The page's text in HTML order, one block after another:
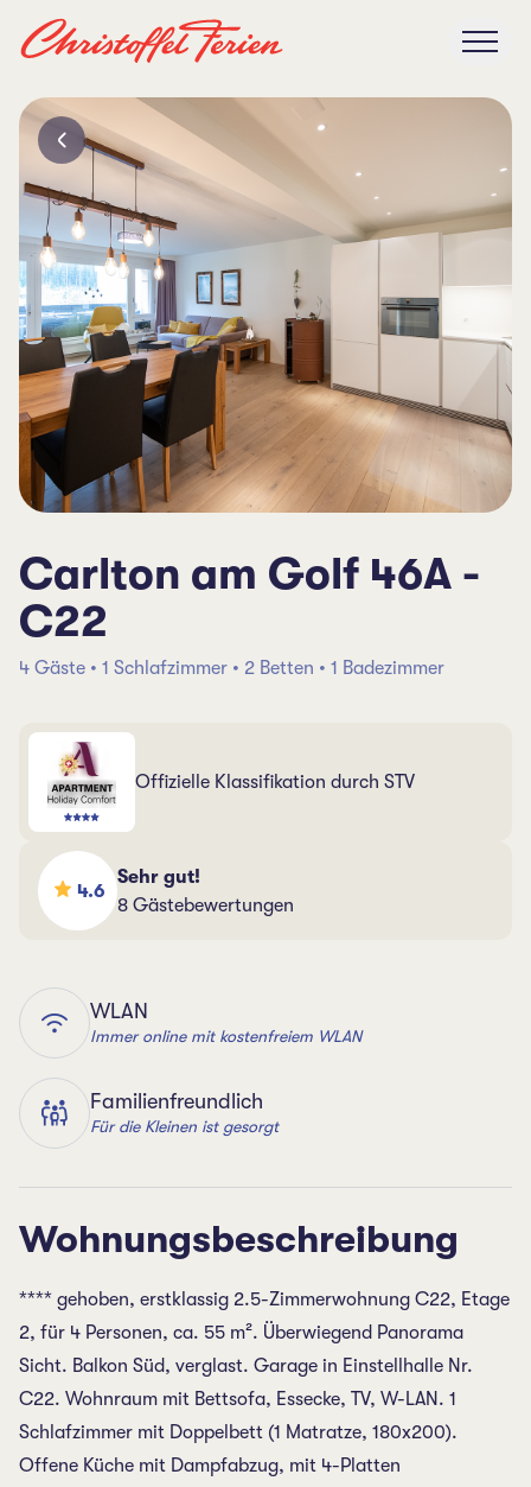
Carlton am Golf 46A -
C22
4 Gäste • 1 Schlafzimmer • 2 Betten • 1 Badezimmer
Offizielle Klassifikation durch STV
4.6
Sehr gut!
8 Gästebewertungen
WLAN
Immer online mit kostenfreiem WLAN
Familienfreundlich
Für die Kleinen ist gesorgt
Wohnungsbeschreibung
**** gehoben, erstklassig 2.5-Zimmerwohnung C22, Etage
2, für 4 Personen, ca. 55 m². Überwiegend Panorama
Sicht. Balkon Süd, verglast. Garage in Einstellhalle Nr.
C22. Wohnraum mit Bettsofa, Essecke, TV, W-LAN. 1
Schlafzimmer mit Doppelbett (1 Matratze, 180x200).
Offene Küche mit Dampfabzug, mit 4-Platten